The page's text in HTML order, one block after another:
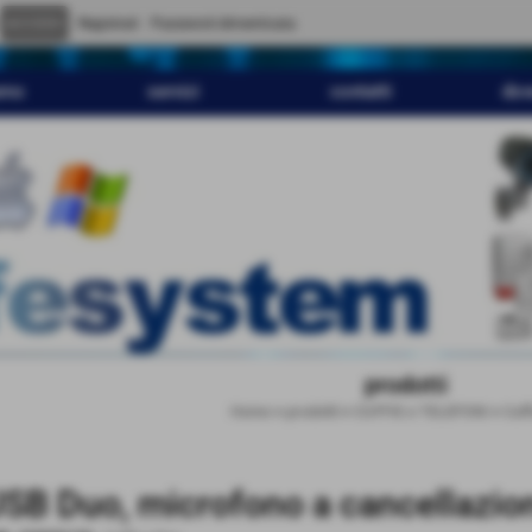
servizi contatti
prodotti
Duo, microfono a